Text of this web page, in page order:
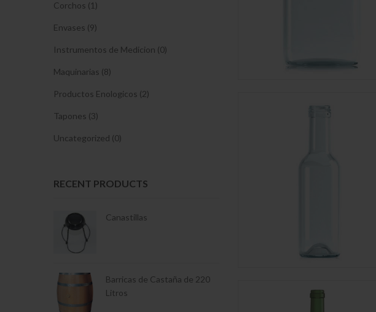
Corchos (1)
Envases (9)
Instrumentos de Medicion (0)
Maquinarias (8)
Productos Enologicos (2)
Tapones (3)
Uncategorized (0)
RECENT PRODUCTS
Canastillas
Barricas de Castaña de 220
Litros